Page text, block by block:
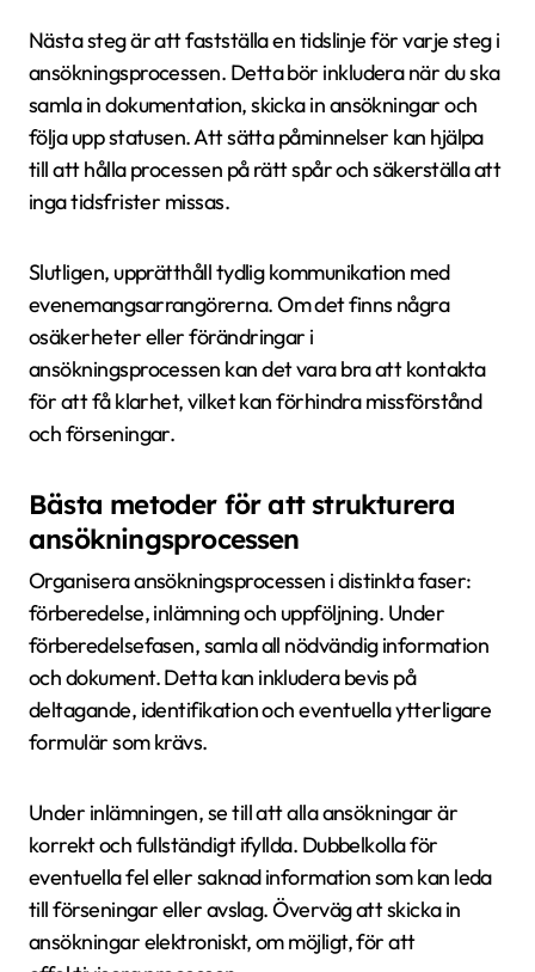
Nästa steg är att fastställa en tidslinje för varje steg i
ansökningsprocessen. Detta bör inkludera när du ska
samla in dokumentation, skicka in ansökningar och
följa upp statusen. Att sätta påminnelser kan hjälpa
till att hålla processen på rätt spår och säkerställa att
inga tidsfrister missas.
Slutligen, upprätthåll tydlig kommunikation med
evenemangsarrangörerna. Om det finns några
osäkerheter eller förändringar i
ansökningsprocessen kan det vara bra att kontakta
för att få klarhet, vilket kan förhindra missförstånd
och förseningar.
Bästa metoder för att strukturera
ansökningsprocessen
Organisera ansökningsprocessen i distinkta faser:
förberedelse, inlämning och uppföljning. Under
förberedelsefasen, samla all nödvändig information
och dokument. Detta kan inkludera bevis på
deltagande, identifikation och eventuella ytterligare
formulär som krävs.
Under inlämningen, se till att alla ansökningar är
korrekt och fullständigt ifyllda. Dubbelkolla för
eventuella fel eller saknad information som kan leda
till förseningar eller avslag. Överväg att skicka in
ansökningar elektroniskt, om möjligt, för att